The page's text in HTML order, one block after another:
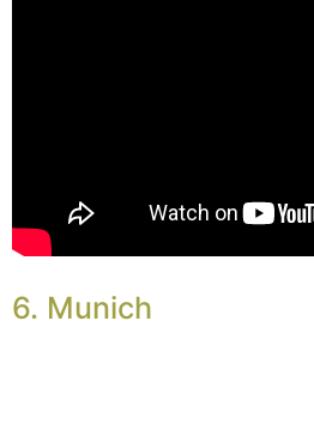
6. Munich